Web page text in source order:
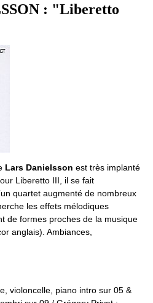
: "Liberetto
Lars Danielsson est très implanté
Liberetto III, il se fait
quartet augmenté de nombreux
les effets mélodiques
de formes proches de la musique
anglais). Ambiances,
violoncelle, piano intro sur 05 &